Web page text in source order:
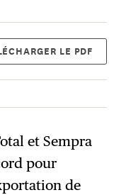
LE PDF
et Sempra
pour
de